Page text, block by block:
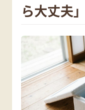
ら大丈夫